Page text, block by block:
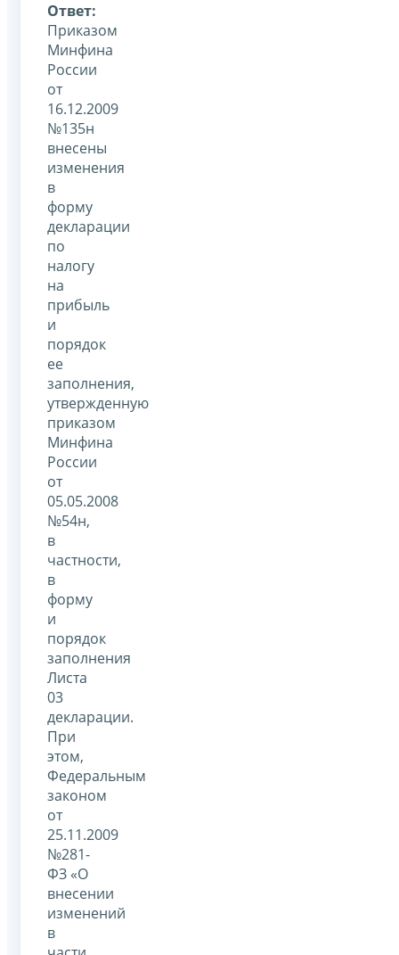
Ответ:
Приказом
Минфина
России
от
16.12.2009
№135н
внесены
изменения
в
форму
декларации
по
налогу
на
прибыль
и
порядок
ее
заполнения,
утвержденную
приказом
Минфина
России
от
05.05.2008
№54н,
в
частности,
в
форму
и
порядок
заполнения
Листа
03
декларации.
При
этом,
Федеральным
законом
от
25.11.2009
№281-
ФЗ «О
внесении
изменений
в